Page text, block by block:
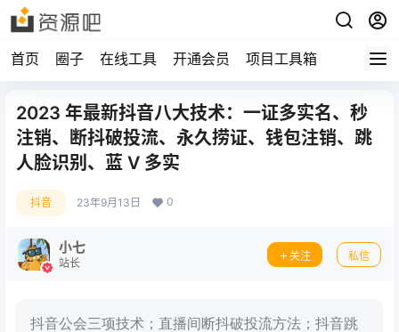
首页 圈子 在线工具 开通会员 项目工具箱
2023 年最新抖音八大技术：一证多实名、秒
注销、断抖破投流、永久捞证、钱包注销、跳
人脸识别、蓝 V 多实
抖音 23年9月13日 0
小七
站长
关注 私信
抖音公会三项技术；直播间断抖破投流方法；抖音跳